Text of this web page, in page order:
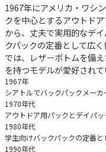
1967年にアメリカ・ワシ
クを中心とするアウトド
から、丈夫で実用的なデ
クパックの定番として広
では、レザーボトムを備
を持つモデルが愛好されて
1967年
シアトルでバックパックメーカ
1970年代
アウトドア用パックとデイパッ
1980年代
学生向けバックパックの定番と
1990年代